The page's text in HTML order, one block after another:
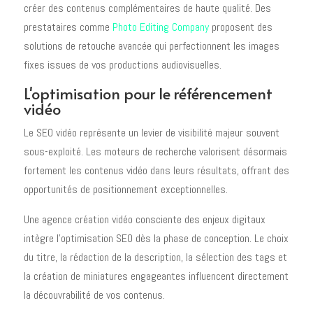
créer des contenus complémentaires de haute qualité. Des
prestataires comme Photo Editing Companyproposent des
solutions de retouche avancée qui perfectionnent les images
fixes issues de vos productions audiovisuelles.
L'optimisation pour le référencement
vidéo
Le SEO vidéo représente un levier de visibilité majeur souvent
sous-exploité. Les moteurs de recherche valorisent désormais
fortement les contenus vidéo dans leurs résultats, offrant des
opportunités de positionnement exceptionnelles.
Une agence création vidéo consciente des enjeux digitaux
intègre l'optimisation SEO dès la phase de conception. Le choix
du titre, la rédaction de la description, la sélection des tags et
la création de miniatures engageantes influencent directement
la découvrabilité de vos contenus.